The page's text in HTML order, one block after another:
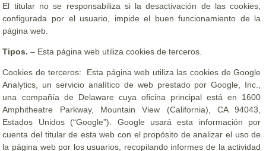
El titular no se responsabiliza si la desactivación de las cookies,
configurada por el usuario, impide el buen funcionamiento de la
página web.
Tipos. – Esta página web utiliza cookies de terceros.
Cookies de terceros: Esta página web utiliza las cookies de Google
Analytics, un servicio analítico de web prestado por Google, Inc.,
una compañía de Delaware cuya oficina principal está en 1600
Amphitheatre Parkway, Mountain View (California), CA 94043,
Estados Unidos (“Google”). Google usará esta información por
cuenta del titular de esta web con el propósito de analizar el uso de
la página web por los usuarios, recopilando informes de la actividad